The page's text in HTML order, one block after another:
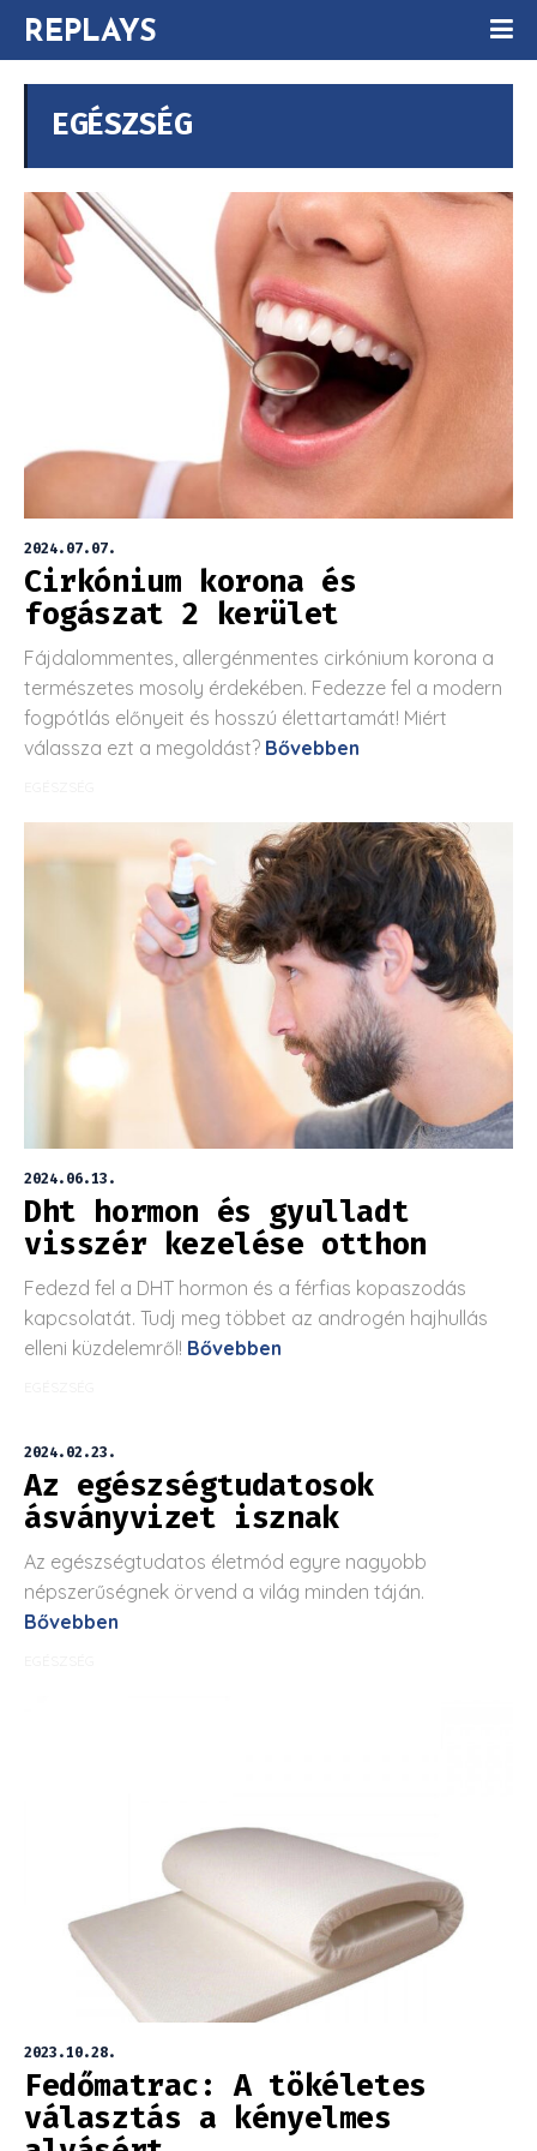
REPLAYS
EGÉSZSÉG
2024.07.07.
Cirkónium korona és
fogászat 2 kerület
Fájdalommentes, allergénmentes cirkónium korona a
természetes mosoly érdekében. Fedezze fel a modern
fogpótlás előnyeit és hosszú élettartamát! Miért
válassza ezt a megoldást? Bővebben
2024.06.13.
Dht hormon és gyulladt
visszér kezelése otthon
Fedezd fel a DHT hormon és a férfias kopaszodás
kapcsolatát. Tudj meg többet az androgén hajhullás
elleni küzdelemről! Bővebben
2024.02.23.
Az egészségtudatosok
ásványvizet isznak
Az egészségtudatos életmód egyre nagyobb
népszerűségnek örvend a világ minden táján.
Bővebben
2023.10.28.
Fedőmatrac: A tökéletes
választás a kényelmes